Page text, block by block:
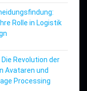
Rolle in Logistik
Die Revolution der
Avataren und
Processing